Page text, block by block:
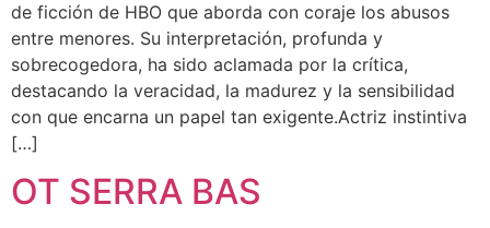
de ficción de HBO que aborda con coraje los abusos
entre menores. Su interpretación, profunda y
sobrecogedora, ha sido aclamada por la crítica,
destacando la veracidad, la madurez y la sensibilidad
con que encarna un papel tan exigente.Actriz instintiva
[…]
OT SERRA BAS